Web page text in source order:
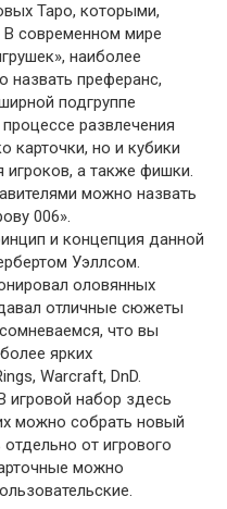
Таро, которыми,
В современном мире
наиболее
назвать преферанс,
подгруппе
развлечения
карточки, но и кубики
игроков, а также фишки.
можно назвать
006».
и концепция данной
Уэллсом.
оловянных
отличные сюжеты
что вы
ярких
Warcraft, DnD.
набор здесь
можно собрать новый
от игрового
можно